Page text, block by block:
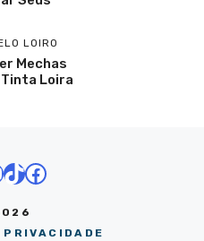
LOIRO
Mechas
Tinta Loira
TikTok
Facebook